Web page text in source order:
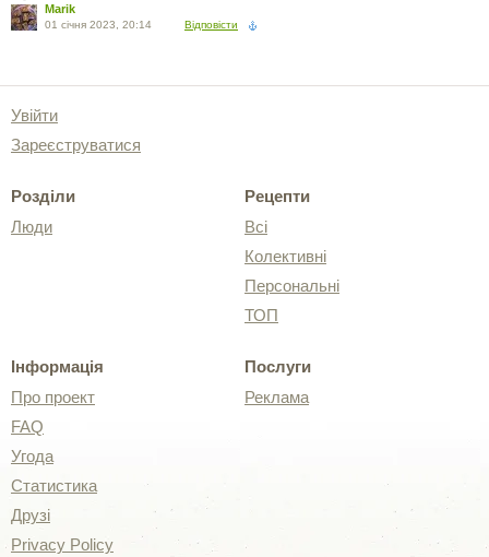
Marik
01 січня 2023, 20:14 Відповісти
Увійти
Зареєструватися
Розділи
Люди
Рецепти
Всі
Колективні
Персональні
ТОП
Інформація
Про проект
FAQ
Угода
Статистика
Друзі
Privacy Policy
Послуги
Реклама